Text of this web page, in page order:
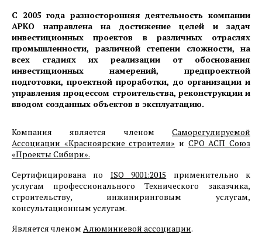
С 2005 года разносторонняя деятельность компании
АРКО направлена на достижение целей и задач
инвестиционных проектов в различных отраслях
промышленности, различной степени сложности, на
всех стадиях их реализации от обоснования
инвестиционных намерений, предпроектной
подготовки, проектной проработки, до организации и
управления процессом строительства, реконструкции и
вводом созданных объектов в эксплуатацию.
Компания является членом Саморегулируемой
Ассоциации «Красноярские строители» и СРО АСП Союз
«Проекты Сибири».
Сертифицирована по ISO 9001:2015 применительно к
услугам профессионального Технического заказчика,
строительству, инжиниринговым услугам,
консультационным услугам.
Является членом Алюминиевой ассоциации.